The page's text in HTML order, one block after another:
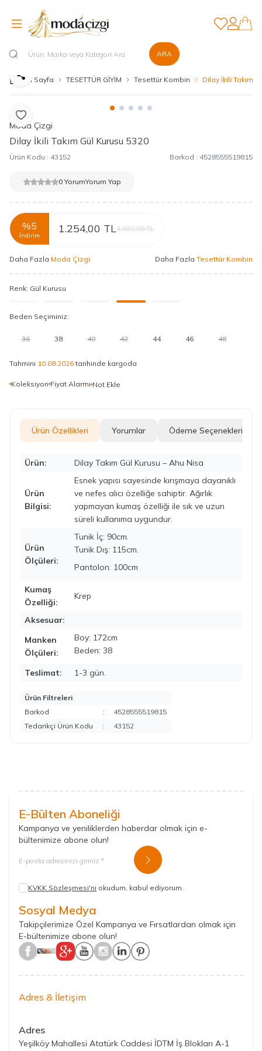
ARA
Hesabım
Favorilerim
Ana Sayfa TESETTÜR GİYİM Tesettür Kombin Dilay İkili Takım
Favoriye Ekle
Paylaş
Moda Çizgi
Dilay İkili Takım Gül Kurusu 5320
Ürün Kodu : 43152 Barkod : 4528555519815
0 YorumYorum Yap
%5
İndirim
1.254,00 TL1.320,00TL
Daha Fazla Moda Çizgi Daha Fazla Tesettür Kombin
Renk: Gül Kurusu
Beden Seçiminiz:
36 38 40 42 44 46 48
Tahmini 10.08.2026tarihinde kargoda
Koleksiyon Fiyat Alarmı Not Ekle
Ürün Özellikleri Yorumlar Ödeme Seçenekleri
Ürün: Dilay Takım Gül Kurusu – Ahu Nisa
Ürün
Bilgisi:
Esnek yapısı sayesinde kırışmaya dayanıklı
ve nefes alıcı özelliğe sahiptir. Ağırlık
yapmayan kumaş özelliği ile sık ve uzun
süreli kullanıma uygundur.
Ürün
Ölçüleri:
Tunik İç: 90cm.
Tunik Dış: 115cm.
Pantolon: 100cm
Kumaş
Özelliği:
Krep
Aksesuar:
Manken
Ölçüleri:
Boy: 172cm
Beden: 38
Teslimat: 1-3 gün.
Ürün Filtreleri
Barkod
:
4528555519815
Tedarikçi Ürün Kodu
: 43152
E-Bülten Aboneliği
Kampanya ve yeniliklerden haberdar olmak için e-
bültenimize abone olun!
Kayıt Ol
KVKK Sözleşmesi'ni okudum, kabul ediyorum.
Sosyal Medya
Takipçilerimize Özel Kampanya ve Fırsatlardan olmak için
E-bültenimize abone olun!
Adres & İletişim
Adres
Yeşilköy Mahallesi Atatürk Caddesi İDTM İş Blokları A-1